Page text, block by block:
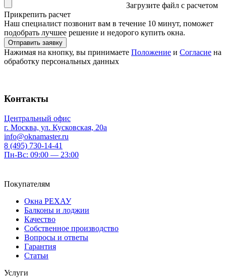
Загрузите файл с расчетом
Прикрепить расчет
Наш специалист позвонит вам в течение 10 минут, поможет
подобрать лучшее решение и недорого купить окна.
Нажимая на кнопку, вы принимаете Положение и Согласие на
обработку персональных данных
Контакты
Центральный офис
г. Москва, ул. Кусковская, 20а
info@oknamaster.ru
8 (495) 730-14-41
Пн-Вс: 09:00 — 23:00
Покупателям
Окна РЕХАУ
Балконы и лоджии
Качество
Собственное производство
Вопросы и ответы
Гарантия
Статьи
Услуги